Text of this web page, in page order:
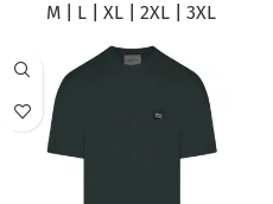
M L XL 2XL 3XL
ΠΡΟΣΦΟΡΆ